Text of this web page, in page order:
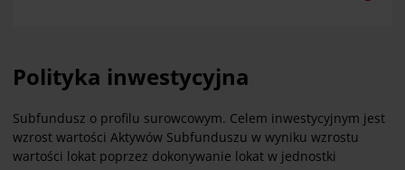
Polityka inwestycyjna
Subfundusz o profilu surowcowym. Celem inwestycyjnym jest
wzrost wartości Aktywów Subfunduszu w wyniku wzrostu
wartości lokat poprzez dokonywanie lokat w jednostki